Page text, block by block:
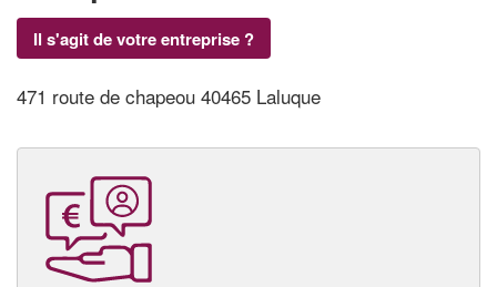
Il s'agit de votre entreprise ?
471 route de chapeou 40465 Laluque